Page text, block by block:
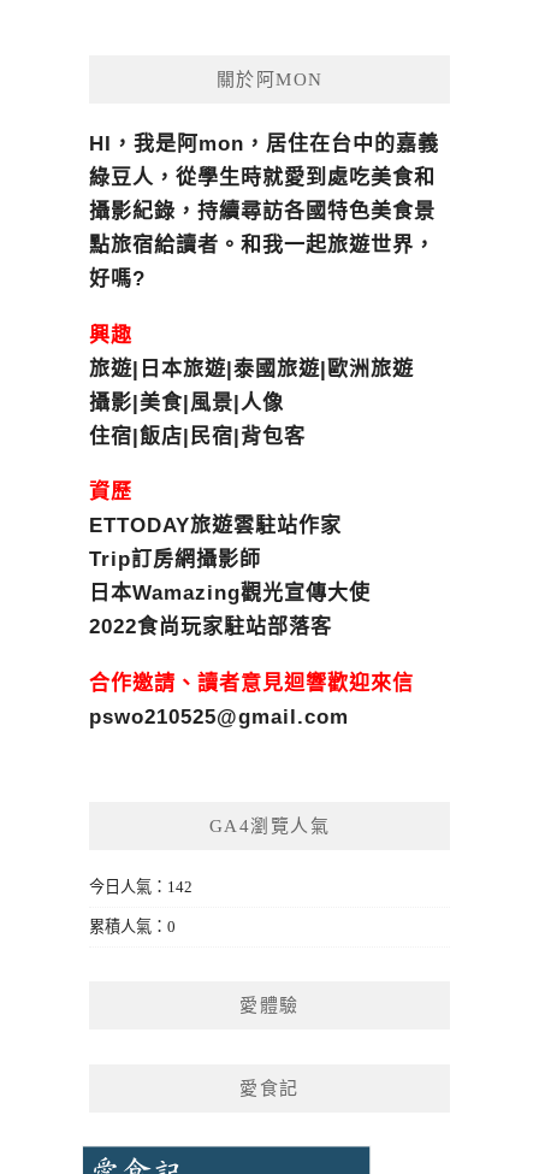
關於阿MON
HI，我是阿mon，居住在台中的嘉義
綠豆人，從學生時就愛到處吃美食和
攝影紀錄，持續尋訪各國特色美食景
點旅宿給讀者。和我一起旅遊世界，
好嗎?
興趣
旅遊|日本旅遊|泰國旅遊|歐洲旅遊
攝影|美食|風景|人像
住宿|飯店|民宿|背包客
資歷
ETTODAY旅遊雲駐站作家
Trip訂房網攝影師
日本Wamazing觀光宣傳大使
2022食尚玩家駐站部落客
合作邀請、讀者意見迴響歡迎來信
pswo210525@gmail.com
GA4瀏覽人氣
今日人氣：142
累積人氣：0
愛體驗
愛食記